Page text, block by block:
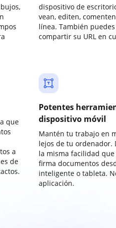
dispositivo de
vean, editen,
línea. También
compartir su URL en
que
a
de
Potentes
dispositivo móvil
Mantén tu trabajo en
lejos de tu ordenador.
la misma facilidad
firma documentos
inteligente o tableta.
aplicación.